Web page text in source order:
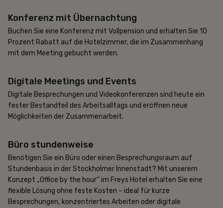
10% Rabatt
Konferenz mit Übernachtung
Buchen Sie eine Konferenz mit Vollpension und erhalten Sie 10
Prozent Rabatt auf die Hotelzimmer, die im Zusammenhang
mit dem Meeting gebucht werden.
Hybrid-Meeting
Digitale Meetings und Events
Digitale Besprechungen und Videokonferenzen sind heute ein
fester Bestandteil des Arbeitsalltags und eröffnen neue
Möglichkeiten der Zusammenarbeit.
Zehnerkarte
Büro stundenweise
Benötigen Sie ein Büro oder einen Besprechungsraum auf
Stundenbasis in der Stockholmer Innenstadt? Mit unserem
Konzept „Office by the hour“ im Freys Hotel erhalten Sie eine
flexible Lösung ohne feste Kosten – ideal für kurze
Besprechungen, konzentriertes Arbeiten oder digitale